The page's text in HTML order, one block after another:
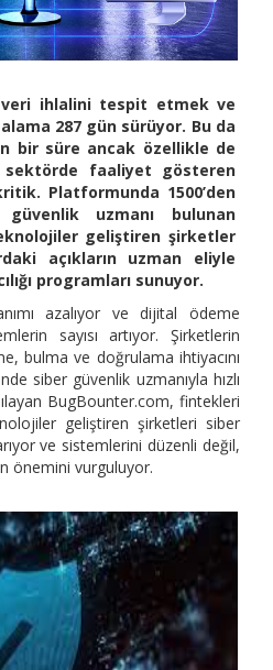
ihlalini tespit etmek ve
287 gün sürüyor. Bu da
bir süre ancak özellikle de
faaliyet gösteren
Platformunda 1500’den
uzmanı bulunan
geliştiren şirketler
açıkların uzman eliyle
programları sunuyor.
azalıyor ve dijital ödeme
sayısı artıyor. Şirketlerin
bulma ve doğrulama ihtiyacını
siber güvenlik uzmanıyla hızlı
BugBounter.com, fintekleri
geliştiren şirketleri siber
ve sistemlerini düzenli değil,
önemini vurguluyor.